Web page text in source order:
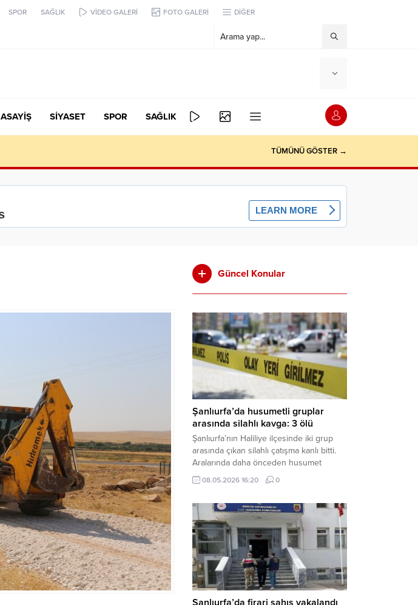
SPOR SAĞLIK VİDEO GALERİ FOTO GALERİ DİĞER
ASAYİŞ SİYASET SPOR SAĞLIK
TÜMÜNÜ GÖSTER →
Güncel Konular
Şanlıurfa’da husumetli gruplar
arasında silahlı kavga: 3 ölü
Şanlıurfa’nın Haliliye ilçesinde iki grup
arasında çıkan silahlı çatışma kanlı bitti.
Aralarında daha önceden husumet
olduğu öğrenilen tarafların kavgası
neticesinde 3 kişi olay yerinde yaşamını
ilçesine bağlı kırsal Konaç Mahallesi’nde
meydana geldi. Edinilen bilgilere göre,
aralarında husumet bulunan iki grup
arasında henüz belirlenemeyen bir...
08.05.2026 16:20 0
Şanlıurfa’da firari şahıs yakalandı